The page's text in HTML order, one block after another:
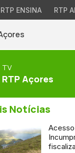
RTP ENSINA RTP
TV
RTP Açores
Notícias